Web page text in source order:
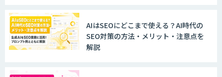
WAN-RECORD Plus
AIはSEOにどこまで使える？AI時代の
SEO対策の方法・メリット・注意点を
解説